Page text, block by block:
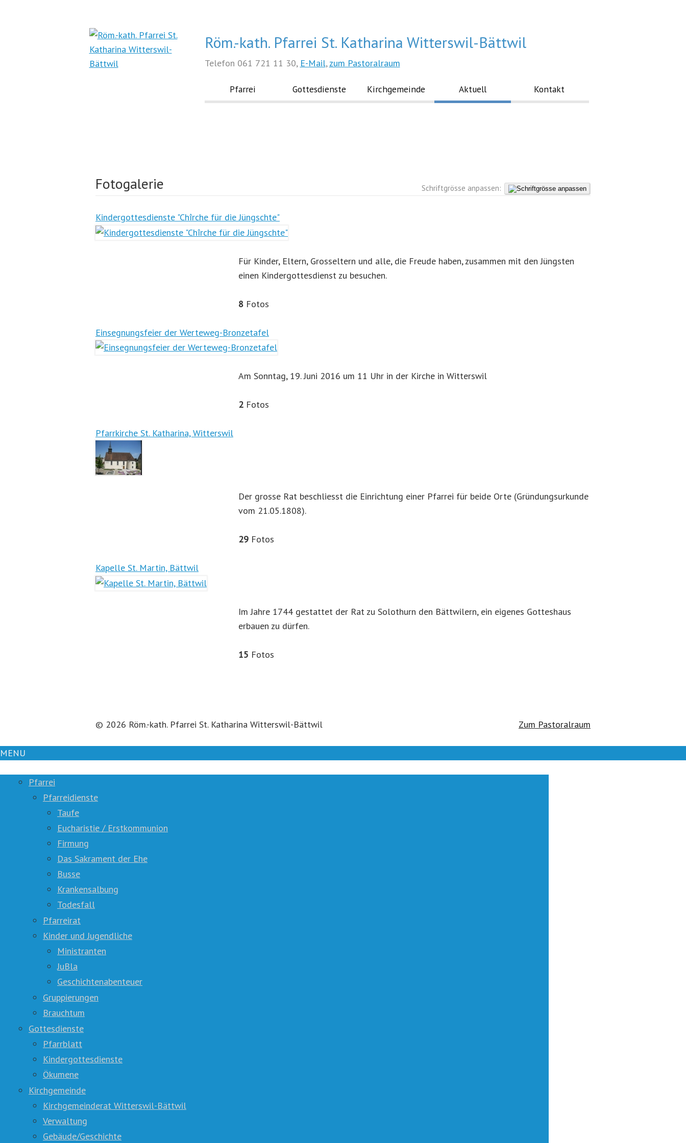
Röm.-kath. Pfarrei St. Katharina Witterswil-Bättwil
Telefon 061 721 11 30, E-Mail,zum Pastoralraum
Pfarrei Gottesdienste Kirchgemeinde Aktuell Kontakt
Fotogalerie Schriftgrösse anpassen:
Kindergottesdienste "Chîrche für die Jüngschte"
Für Kinder, Eltern, Grosseltern und alle, die Freude haben, zusammen mit den Jüngsten
einen Kindergottesdienst zu besuchen.
8 Fotos
Einsegnungsfeier der Werteweg-Bronzetafel
Am Sonntag, 19. Juni 2016 um 11 Uhr in der Kirche in Witterswil
2 Fotos
Pfarrkirche St. Katharina, Witterswil
Der grosse Rat beschliesst die Einrichtung einer Pfarrei für beide Orte (Gründungsurkunde
vom 21.05.1808).
29 Fotos
Kapelle St. Martin, Bättwil
Im Jahre 1744 gestattet der Rat zu Solothurn den Bättwilern, ein eigenes Gotteshaus
erbauen zu dürfen.
15 Fotos
© 2026 Röm.-kath. Pfarrei St. Katharina Witterswil-Bättwil Zum Pastoralraum
MENU
Pfarrei
Pfarreidienste
Taufe
Eucharistie / Erstkommunion
Firmung
Das Sakrament der Ehe
Busse
Krankensalbung
Todesfall
Pfarreirat
Kinder und Jugendliche
Ministranten
JuBla
Geschichtenabenteuer
Gruppierungen
Brauchtum
Gottesdienste
Pfarrblatt
Kindergottesdienste
Ökumene
Kirchgemeinde
Kirchgemeinderat Witterswil-Bättwil
Verwaltung
Gebäude/Geschichte